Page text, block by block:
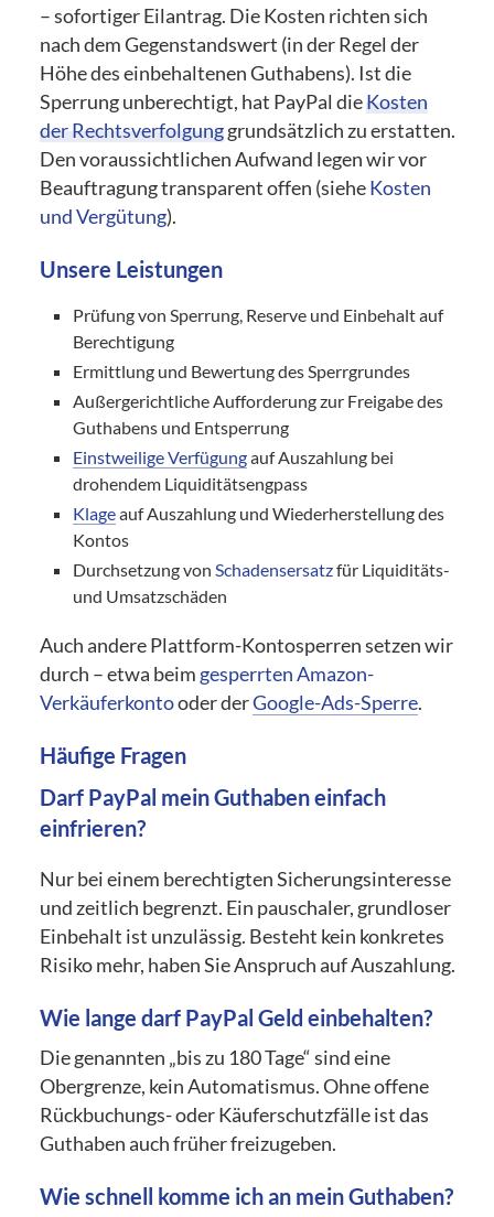
– sofortiger Eilantrag. Die Kosten richten sich
nach dem Gegenstandswert (in der Regel der
Höhe des einbehaltenen Guthabens). Ist die
Sperrung unberechtigt, hat PayPal dieKosten
der Rechtsverfolgunggrundsätzlich zu erstatten.
Den voraussichtlichen Aufwand legen wir vor
Beauftragung transparent offen (sieheKosten
und Vergütung).
Unsere Leistungen
Prüfung von Sperrung, Reserve und Einbehalt auf
Berechtigung
Ermittlung und Bewertung des Sperrgrundes
Außergerichtliche Aufforderung zur Freigabe des
Guthabens und Entsperrung
Einstweilige Verfügungauf Auszahlung bei
drohendem Liquiditätsengpass
Klageauf Auszahlung und Wiederherstellung des
Kontos
Durchsetzung von Schadensersatzfür Liquiditäts-
und Umsatzschäden
Auch andere Plattform-Kontosperren setzen wir
durch – etwa beim gesperrten Amazon-
Verkäuferkontooder derGoogle-Ads-Sperre.
Häufige Fragen
Darf PayPal mein Guthaben einfach
einfrieren?
Nur bei einem berechtigten Sicherungsinteresse
und zeitlich begrenzt. Ein pauschaler, grundloser
Einbehalt ist unzulässig. Besteht kein konkretes
Risiko mehr, haben Sie Anspruch auf Auszahlung.
Wie lange darf PayPal Geld einbehalten?
Die genannten „bis zu 180 Tage“ sind eine
Obergrenze, kein Automatismus. Ohne offene
Rückbuchungs- oder Käuferschutzfälle ist das
Guthaben auch früher freizugeben.
Wie schnell komme ich an mein Guthaben?